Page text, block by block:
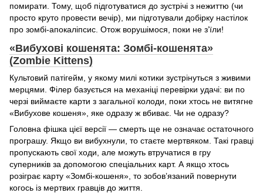
помирати. Тому, щоб підготуватися до зустрічі з нежиттю (чи
просто круто провести вечір), ми підготували добірку настілок
про зомбі-апокаліпсис. Отож ворушімося, поки не з’їли!
«Вибухові кошенята: Зомбі-кошенята»
(Zombie Kittens)
Культовий патігейм, у якому милі котики зустрінуться з живими
мерцями. Філер базується на механіці перевірки удачі: ви по
черзі виймаєте карти з загальної колоди, поки хтось не витягне
«Вибухове кошеня», яке одразу ж вбиває. Чи не одразу?
Головна фішка цієї версії — смерть ще не означає остаточного
програшу. Якщо ви вибухнули, то стаєте мертвяком. Такі гравці
пропускають свої ходи, але можуть втручатися в гру
суперників за допомогою спеціальних карт. А якщо хтось
розіграє карту «Зомбі-кошеня», то зобов’язаний повернути
когось із мертвих гравців до життя.